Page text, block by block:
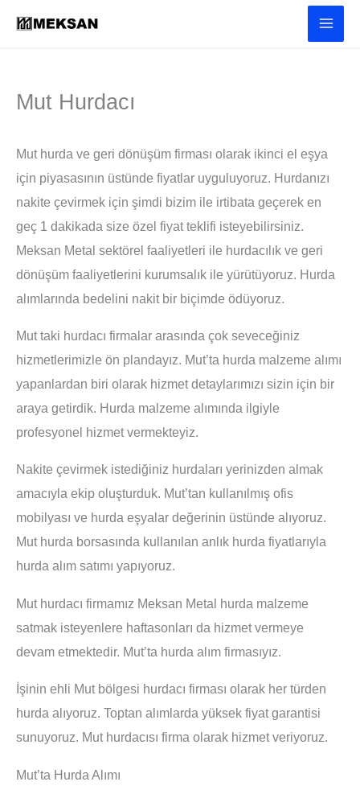
atla
Mut Hurdacı
Mut hurda ve geri dönüşüm firması olarak ikinci el eşya
için piyasasının üstünde fiyatlar uyguluyoruz. Hurdanızı
nakite çevirmek için şimdi bizim ile irtibata geçerek en
geç 1 dakikada size özel fiyat teklifi isteyebilirsiniz.
Meksan Metal sektörel faaliyetleri ile hurdacılık ve geri
dönüşüm faaliyetlerini kurumsalık ile yürütüyoruz. Hurda
alımlarında bedelini nakit bir biçimde ödüyoruz.
Mut taki hurdacı firmalar arasında çok seveceğiniz
hizmetlerimizle ön plandayız. Mut’ta hurda malzeme alımı
yapanlardan biri olarak hizmet detaylarımızı sizin için bir
araya getirdik. Hurda malzeme alımında ilgiyle
profesyonel hizmet vermekteyiz.
Nakite çevirmek istediğiniz hurdaları yerinizden almak
amacıyla ekip oluşturduk. Mut’tan kullanılmış ofis
mobilyası ve hurda eşyalar değerinin üstünde alıyoruz.
Mut hurda borsasında kullanılan anlık hurda fiyatlarıyla
hurda alım satımı yapıyoruz.
Mut hurdacı firmamız Meksan Metal hurda malzeme
satmak isteyenlere haftasonları da hizmet vermeye
devam etmektedir. Mut’ta hurda alım firmasıyız.
İşinin ehli Mut bölgesi hurdacı firması olarak her türden
hurda alıyoruz. Toptan alımlarda yüksek fiyat garantisi
sunuyoruz. Mut hurdacısı firma olarak hizmet veriyoruz.
Mut’ta Hurda Alımı